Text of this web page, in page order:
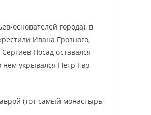
основателей города), в
Ивана Грозного,
Посад оставался
укрывался Петр І во
(тот самый монастырь,